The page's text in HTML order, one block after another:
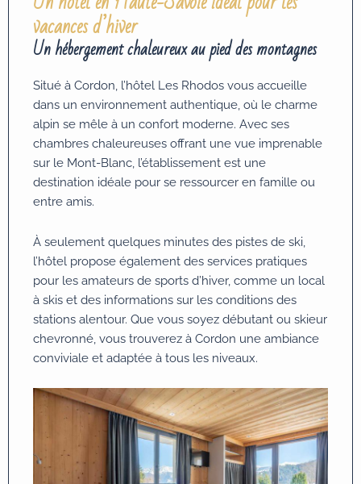
vacances d’hiver
Un hébergement chaleureux au pied des montagnes
Situé à Cordon, l’hôtel Les Rhodos vous accueille
dans un environnement authentique, où le charme
alpin se mêle à un confort moderne. Avec ses
chambres chaleureuses offrant une vue imprenable
sur le Mont-Blanc, l’établissement est une
destination idéale pour se ressourcer en famille ou
entre amis.
À seulement quelques minutes des pistes de ski,
l’hôtel propose également des services pratiques
pour les amateurs de sports d’hiver, comme un local
à skis et des informations sur les conditions des
stations alentour. Que vous soyez débutant ou skieur
chevronné, vous trouverez à Cordon une ambiance
conviviale et adaptée à tous les niveaux.